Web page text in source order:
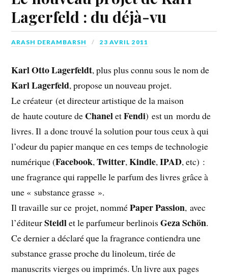
Lagerfeld : du déjà-vu
ARASH DERAMBARSH 23 AVRIL 2011
Karl Otto Lagerfeldt, plus plus connu sous le nom de
Karl Lagerfeld, propose un nouveau projet.
Le créateur (et directeur artistique de la maison
de haute couture de ChaneletFendi) est un mordu de
livres. Il a donc trouvé la solution pour tous ceux à qui
l’odeur du papier manque en ces temps de technologie
numérique (Facebook,Twitter,Kindle,IPAD, etc) :
une fragrance qui rappelle le parfum des livres grâce à
une « substance grasse ».
Il travaille sur ce projet, nomméPaper Passion, avec
l’éditeurSteidlet le parfumeur berlinoisGeza Schön.
Ce dernier a déclaré que la fragrance contiendra une
substance grasse proche du linoleum, tirée de
manuscrits vierges ou imprimés. Un livre aux pages